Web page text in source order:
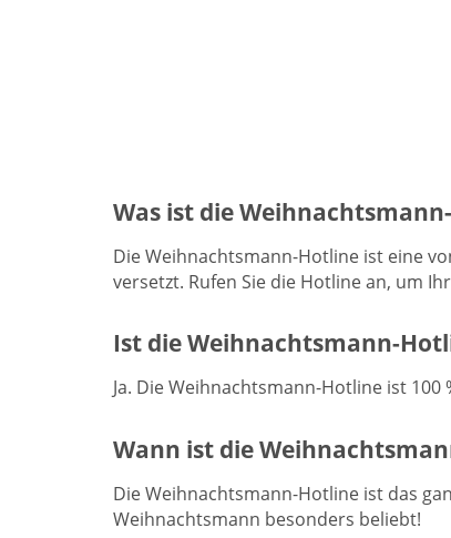
Was ist die
Die Weihnachtsmann-Hotline ist eine
versetzt. Rufen Sie die Hotline an, um
Ist die Weihnachtsmann-
Ja. Die Weihnachtsmann-Hotline ist
Wann ist die
Die Weihnachtsmann-Hotline ist das
Weihnachtsmann besonders beliebt!